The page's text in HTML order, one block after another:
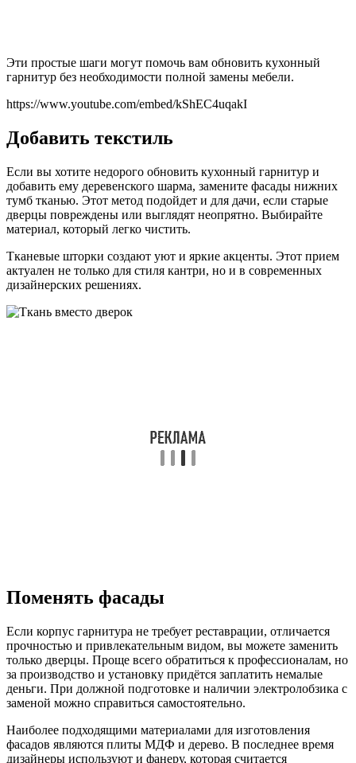
Эти простые шаги могут помочь вам обновить кухонный
гарнитур без необходимости полной замены мебели.
https://www.youtube.com/embed/kShEC4uqakI
Добавить текстиль
Если вы хотите недорого обновить кухонный гарнитур и
добавить ему деревенского шарма, замените фасады нижних
тумб тканью. Этот метод подойдет и для дачи, если старые
дверцы повреждены или выглядят неопрятно. Выбирайте
материал, который легко чистить.
Тканевые шторки создают уют и яркие акценты. Этот прием
актуален не только для стиля кантри, но и в современных
дизайнерских решениях.
Поменять фасады
Если корпус гарнитура не требует реставрации, отличается
прочностью и привлекательным видом, вы можете заменить
только дверцы. Проще всего обратиться к профессионалам, но
за производство и установку придётся заплатить немалые
деньги. При должной подготовке и наличии электролобзика с
заменой можно справиться самостоятельно.
Наиболее подходящими материалами для изготовления
фасадов являются плиты МДФ и дерево. В последнее время
дизайнеры используют и фанеру, которая считается